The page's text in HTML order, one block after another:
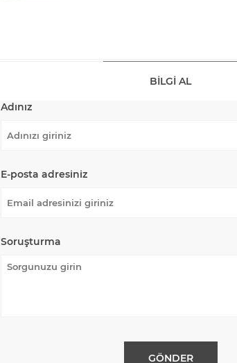
BILGI AL
Adınız
E-posta adresiniz
Soruşturma